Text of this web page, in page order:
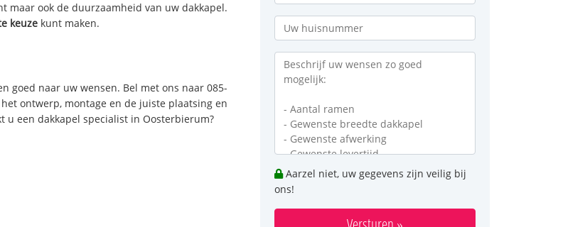
maar ook de duurzaamheid van uw dakkapel.
keuze kunt maken.
goed naar uw wensen. Bel met ons naar 085-
ontwerp, montage en de juiste plaatsing en
u een dakkapel specialist in Oosterbierum?
Aarzel niet, uw gegevens zijn veilig bij
ons!